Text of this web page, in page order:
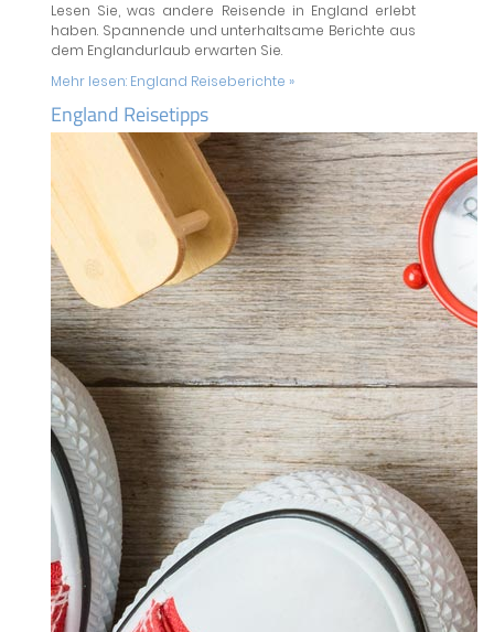
Lesen Sie, was andere Reisende in England erlebt
haben. Spannende und unterhaltsame Berichte aus
dem Englandurlaub erwarten Sie.
Mehr lesen: England Reiseberichte »
England Reisetipps